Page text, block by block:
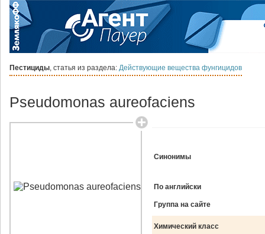
Пестициды, статья из раздела: Действующие вещества фунгицидов
Pseudomonas aureofaciens
Синонимы
По английски
Группа на сайте
Химический класс